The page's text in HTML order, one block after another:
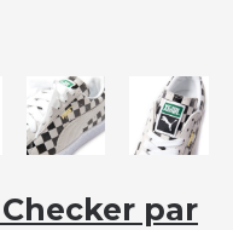
par